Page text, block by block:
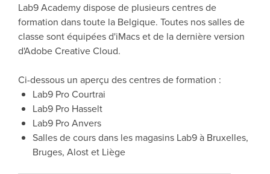
Lab9 Academy dispose de plusieurs centres de
formation dans toute la Belgique. Toutes nos salles de
classe sont équipées d'iMacs et de la dernière version
d'Adobe Creative Cloud.
Ci-dessous un aperçu des centres de formation :
Lab9 Pro Courtrai
Lab9 Pro Hasselt
Lab9 Pro Anvers
Salles de cours dans les magasins Lab9 à Bruxelles,
Bruges, Alost et Liège